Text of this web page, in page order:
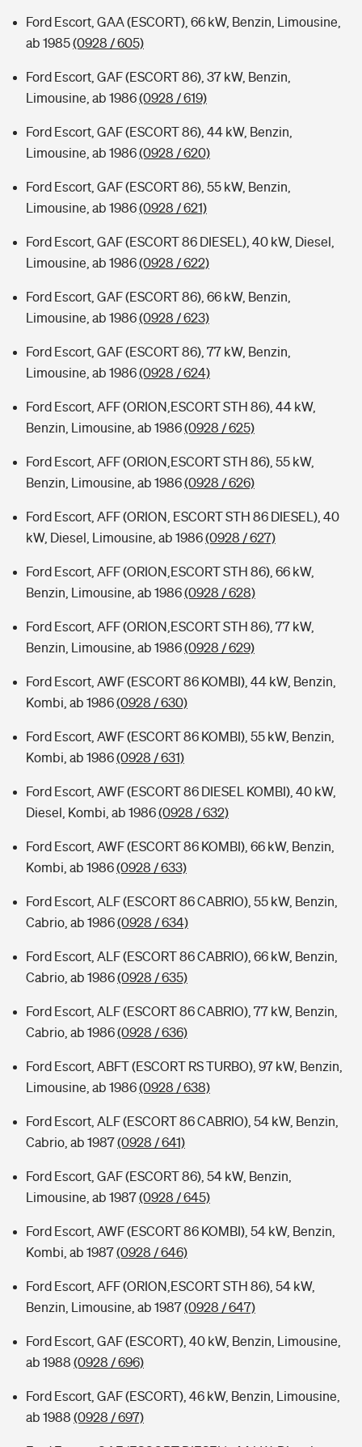
Ford Escort, GAA (ESCORT), 66 kW, Benzin, Limousine,
ab 1985(0928 / 605)
Ford Escort, GAF (ESCORT 86), 37 kW, Benzin,
Limousine, ab 1986(0928 / 619)
Ford Escort, GAF (ESCORT 86), 44 kW, Benzin,
Limousine, ab 1986(0928 / 620)
Ford Escort, GAF (ESCORT 86), 55 kW, Benzin,
Limousine, ab 1986(0928 / 621)
Ford Escort, GAF (ESCORT 86 DIESEL), 40 kW, Diesel,
Limousine, ab 1986(0928 / 622)
Ford Escort, GAF (ESCORT 86), 66 kW, Benzin,
Limousine, ab 1986(0928 / 623)
Ford Escort, GAF (ESCORT 86), 77 kW, Benzin,
Limousine, ab 1986(0928 / 624)
Ford Escort, AFF (ORION,ESCORT STH 86), 44 kW,
Benzin, Limousine, ab 1986(0928 / 625)
Ford Escort, AFF (ORION,ESCORT STH 86), 55 kW,
Benzin, Limousine, ab 1986(0928 / 626)
Ford Escort, AFF (ORION, ESCORT STH 86 DIESEL), 40
kW, Diesel, Limousine, ab 1986(0928 / 627)
Ford Escort, AFF (ORION,ESCORT STH 86), 66 kW,
Benzin, Limousine, ab 1986(0928 / 628)
Ford Escort, AFF (ORION,ESCORT STH 86), 77 kW,
Benzin, Limousine, ab 1986(0928 / 629)
Ford Escort, AWF (ESCORT 86 KOMBI), 44 kW, Benzin,
Kombi, ab 1986(0928 / 630)
Ford Escort, AWF (ESCORT 86 KOMBI), 55 kW, Benzin,
Kombi, ab 1986(0928 / 631)
Ford Escort, AWF (ESCORT 86 DIESEL KOMBI), 40 kW,
Diesel, Kombi, ab 1986(0928 / 632)
Ford Escort, AWF (ESCORT 86 KOMBI), 66 kW, Benzin,
Kombi, ab 1986(0928 / 633)
Ford Escort, ALF (ESCORT 86 CABRIO), 55 kW, Benzin,
Cabrio, ab 1986(0928 / 634)
Ford Escort, ALF (ESCORT 86 CABRIO), 66 kW, Benzin,
Cabrio, ab 1986(0928 / 635)
Ford Escort, ALF (ESCORT 86 CABRIO), 77 kW, Benzin,
Cabrio, ab 1986(0928 / 636)
Ford Escort, ABFT (ESCORT RS TURBO), 97 kW, Benzin,
Limousine, ab 1986(0928 / 638)
Ford Escort, ALF (ESCORT 86 CABRIO), 54 kW, Benzin,
Cabrio, ab 1987(0928 / 641)
Ford Escort, GAF (ESCORT 86), 54 kW, Benzin,
Limousine, ab 1987(0928 / 645)
Ford Escort, AWF (ESCORT 86 KOMBI), 54 kW, Benzin,
Kombi, ab 1987(0928 / 646)
Ford Escort, AFF (ORION,ESCORT STH 86), 54 kW,
Benzin, Limousine, ab 1987(0928 / 647)
Ford Escort, GAF (ESCORT), 40 kW, Benzin, Limousine,
ab 1988 (0928 / 696)
Ford Escort, GAF (ESCORT), 46 kW, Benzin, Limousine,
ab 1988 (0928 / 697)